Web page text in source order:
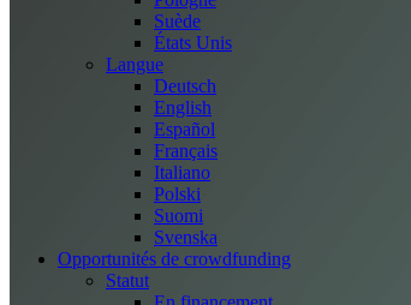
Suède
États Unis
Langue
Deutsch
English
Español
Français
Italiano
Polski
Suomi
Svenska
Opportunités de crowdfunding
Statut